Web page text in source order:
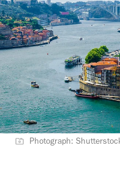
Photograph: